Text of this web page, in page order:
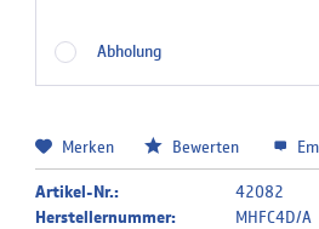
Finnisch/Schwedisches
Französisches Tastatur
Abholung
Merken Bewerten
Artikel-Nr.:
42082
Herstellernummer:
MHFC4D/A